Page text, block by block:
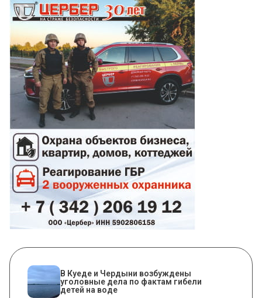
В Куеде и Чердыни возбуждены
уголовные дела по фактам гибели
детей на воде